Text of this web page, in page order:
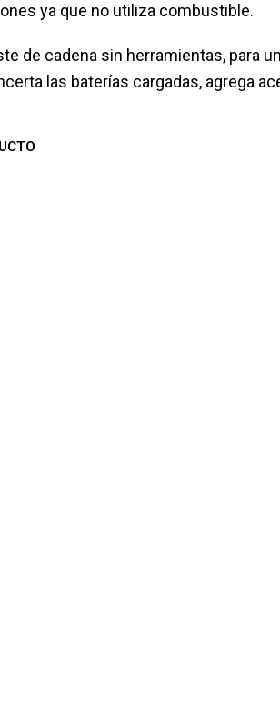
ya que no utiliza combustible.
de cadena sin herramientas, para
las baterías cargadas, agrega